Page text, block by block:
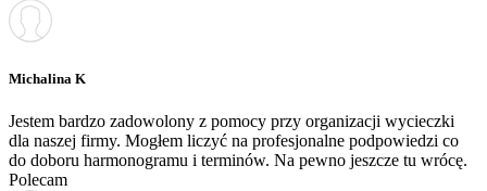
Michalina K
Jestem bardzo zadowolony z pomocy przy organizacji wycieczki
dla naszej firmy. Mogłem liczyć na profesjonalne podpowiedzi co
do doboru harmonogramu i terminów. Na pewno jeszcze tu wrócę.
Polecam